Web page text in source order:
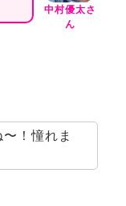
中村優太さ
ん
！憧れま